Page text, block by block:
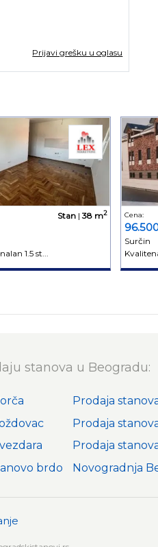
Prijavi grešku u oglasu
Stan|38 m2
1.5 st...
Cena:
Surčin
stanova u Beogradu:
brdo
Prodaja
Prodaja
Prodaja
Novogradnja